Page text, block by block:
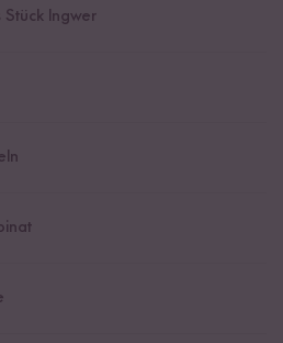
Ingwer